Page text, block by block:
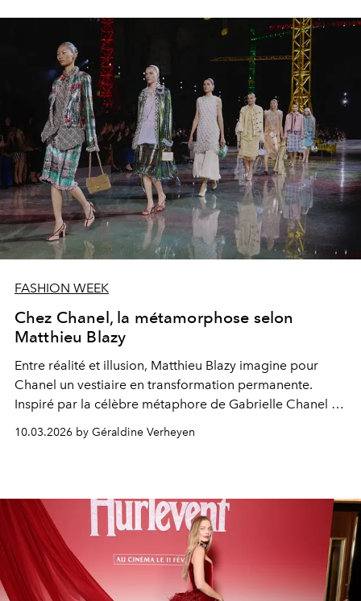
FASHION WEEK
Chez Chanel, la métamorphose selon
Matthieu Blazy
Entre réalité et illusion, Matthieu Blazy imagine pour
Chanel un vestiaire en transformation permanente.
Inspiré par la célèbre métaphore de Gabrielle Chanel -
la chenille le jour, le papillon la nuit - le défilé automne-
hiver 2026-2027 déploie une élégance en mouvement,
10.03.2026 by Géraldine Verheyen